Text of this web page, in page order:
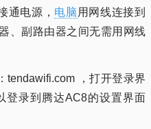
通电源， 电脑 用网线连接到
、副路由器之间无需用网线
tendawifi.com ，打开登录界
录到腾达AC8的设置界面